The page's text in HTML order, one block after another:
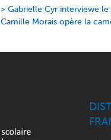
Gabrielle Cyr interviewe
Camille Morais opère la